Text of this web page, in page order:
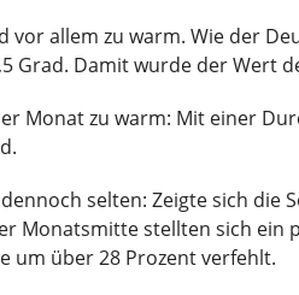
vor allem zu warm. Wie der
Grad. Damit wurde der Wert
Monat zu warm: Mit einer
selten: Zeigte sich
Monatsmitte stellten sich ein
um über 28 Prozent verfehlt.